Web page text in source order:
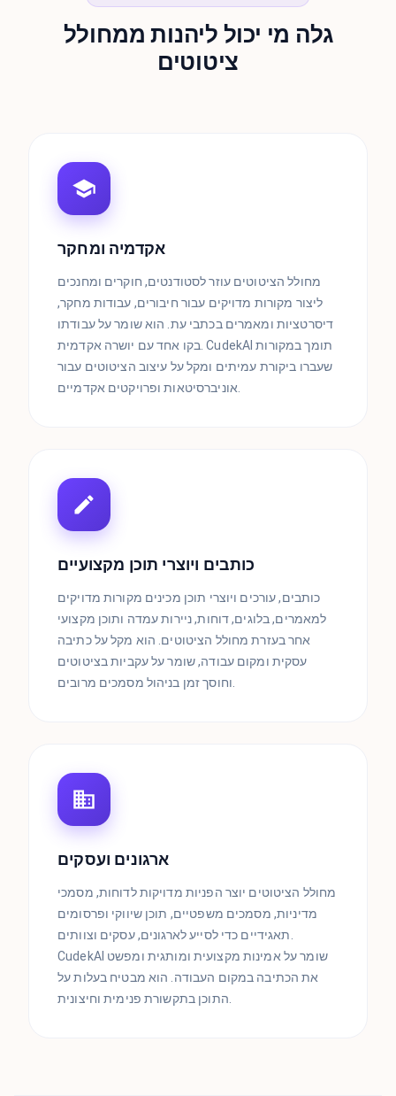
גלה מי יכול ליהנות ממחולל
ציטוטים
אקדמיה ומחקר
מחולל הציטוטים עוזר לסטודנטים, חוקרים ומחנכים
ליצור מקורות מדויקים עבור חיבורים, עבודות מחקר,
דיסרטציות ומאמרים בכתבי עת. הוא שומר על עבודתו
בקו אחד עם יושרה אקדמית. CudekAI תומך במקורות
שעברו ביקורת עמיתים ומקל על עיצוב הציטוטים עבור
כותבים ויוצרי תוכן מקצועיים
כותבים, עורכים ויוצרי תוכן מכינים מקורות מדויקים
למאמרים, בלוגים, דוחות, ניירות עמדה ותוכן מקצועי
אחר בעזרת מחולל הציטוטים. הוא מקל על כתיבה
עסקית ומקום עבודה, שומר על עקביות בציטוטים
ארגונים ועסקים
מחולל הציטוטים יוצר הפניות מדויקות לדוחות, מסמכי
מדיניות, מסמכים משפטיים, תוכן שיווקי ופרסומים
תאגידיים כדי לסייע לארגונים, עסקים וצוותים.
CudekAI שומר על אמינות מקצועית ומותגית ומפשט
את הכתיבה במקום העבודה. הוא מבטיח בעלות על